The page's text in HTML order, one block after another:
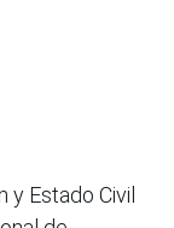
Estado Civil